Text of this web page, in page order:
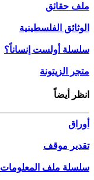
ملف حقائق
الوثائق الفلسطينية
سلسلة أولست إنساناً؟
متجر الزيتونة
انظر أيضاً
أوراق
تقدير موقف
سلسلة ملف المعلومات